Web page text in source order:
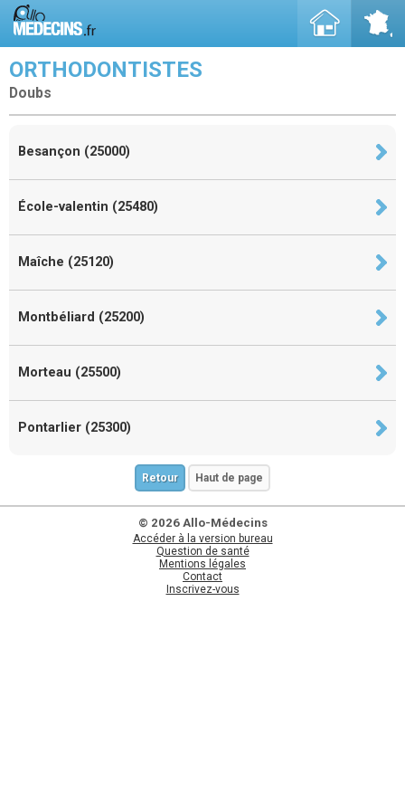
ORTHODONTISTES
Doubs
Besançon (25000)
École-valentin (25480)
Maîche (25120)
Montbéliard (25200)
Morteau (25500)
Pontarlier (25300)
Retour Haut de page
© 2026 Allo-Médecins
Accéder à la version bureau
Question de santé
Mentions légales
Contact
Inscrivez-vous